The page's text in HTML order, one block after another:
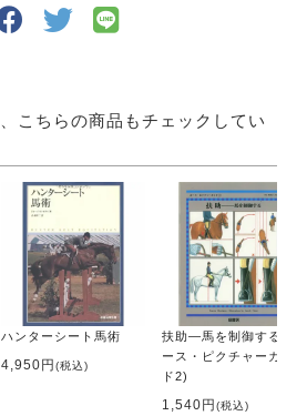
トリーのコース・デザイン
の役割 ／野外障害の製作／参考資
こちらの商品もチェックしてい
ハンターシート馬術
4,950円(税込)
扶助―馬を制御する (ホ
ース・ピクチャーガイ
ド2)
1,540円(税込)